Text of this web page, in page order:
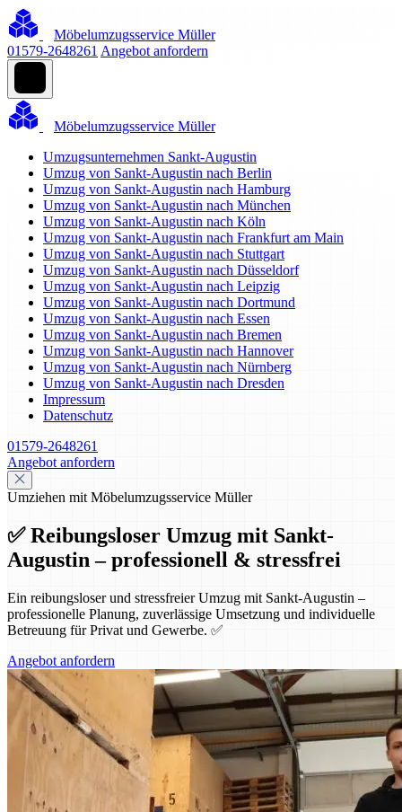
Möbelumzugsservice Müller
01579-2648261 Angebot anfordern
Möbelumzugsservice Müller
Umzugsunternehmen Sankt-Augustin
Umzug von Sankt-Augustin nach Berlin
Umzug von Sankt-Augustin nach Hamburg
Umzug von Sankt-Augustin nach München
Umzug von Sankt-Augustin nach Köln
Umzug von Sankt-Augustin nach Frankfurt am Main
Umzug von Sankt-Augustin nach Stuttgart
Umzug von Sankt-Augustin nach Düsseldorf
Umzug von Sankt-Augustin nach Leipzig
Umzug von Sankt-Augustin nach Dortmund
Umzug von Sankt-Augustin nach Essen
Umzug von Sankt-Augustin nach Bremen
Umzug von Sankt-Augustin nach Hannover
Umzug von Sankt-Augustin nach Nürnberg
Umzug von Sankt-Augustin nach Dresden
Impressum
Datenschutz
01579-2648261
Angebot anfordern
Umziehen mit Möbelumzugsservice Müller
✅ Reibungsloser Umzug mit Sankt-
Augustin – professionell & stressfrei
Ein reibungsloser und stressfreier Umzug mit Sankt-Augustin –
professionelle Planung, zuverlässige Umsetzung und individuelle
Betreuung für Privat und Gewerbe. ✅
Angebot anfordern